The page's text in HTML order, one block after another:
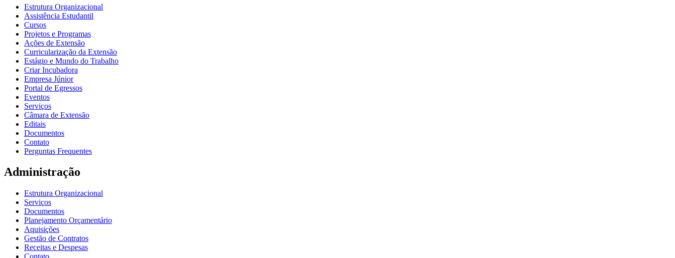
Estrutura Organizacional
Assistência Estudantil
Cursos
Projetos e Programas
Ações de Extensão
Curricularização da Extensão
Estágio e Mundo do Trabalho
Criar Incubadora
Empresa Júnior
Portal de Egressos
Eventos
Serviços
Câmara de Extensão
Editais
Documentos
Contato
Perguntas Frequentes
Administração
Estrutura Organizacional
Serviços
Documentos
Planejamento Orçamentário
Aquisições
Gestão de Contratos
Receitas e Despesas